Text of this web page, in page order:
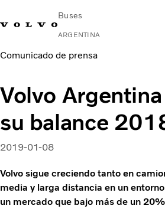
Buses
ARGENTINA
Change MarketContactoBuscar concesionario
Urbano e Interurbano
Buses Media & Larga Distancia
Servicios
¿Por qué elegir Volvo?
Comunicado de prensa
Volvo
su balance
2019-01-08
Volvo sigue creciendo tanto en
media y larga distancia en un
un mercado que bajo más de un